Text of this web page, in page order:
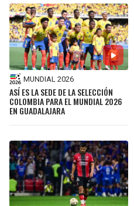
MUNDIAL 2026
ASÍ ES LA SEDE DE LA SELECCIÓN
COLOMBIA PARA EL MUNDIAL 2026
EN GUADALAJARA